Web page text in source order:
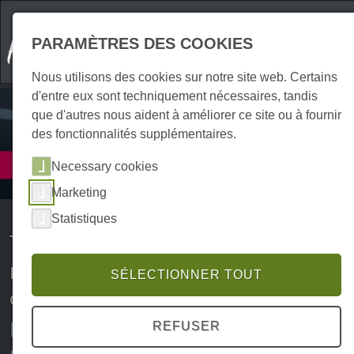
Prestations
Transport
Transports, services de
messagerie et services de
déménagement dans le Harz
Déménagements, transport de
PARAMÈTRES DES COOKIES
Nous utilisons des cookies sur notre site web. Certains
d'entre eux sont techniquement nécessaires, tandis
que d'autres nous aident à améliorer ce site ou à fournir
des fonctionnalités supplémentaires.
Necessary cookies
Marketing
Statistiques
SÉLECTIONNER TOUT
REFUSER